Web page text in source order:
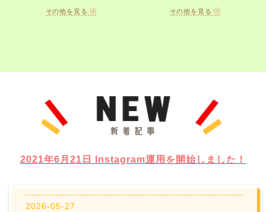
その他を見る その他を見る
2021年6月21日 Instagram運用を開始しました！
2026-05-27